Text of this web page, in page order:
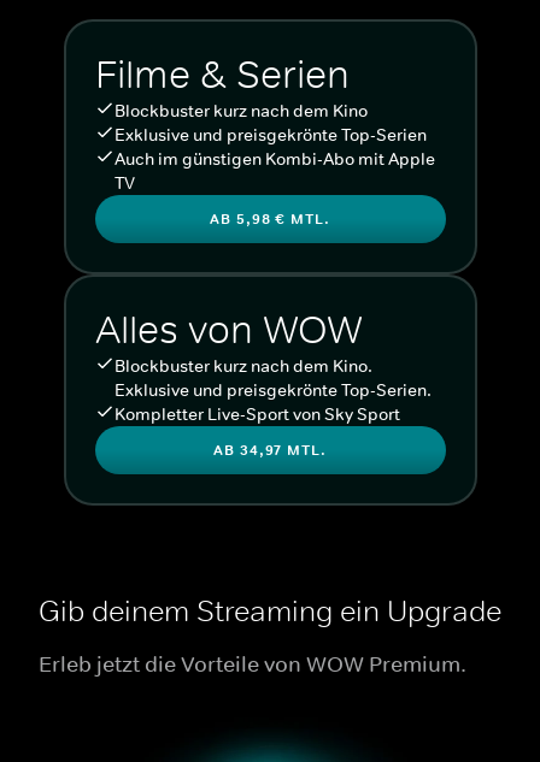
Filme & Serien
Blockbuster kurz nach dem Kino
Exklusive und preisgekrönte Top-Serien
Auch im günstigen Kombi-Abo mit Apple
TV
AB 5,98 € MTL.
Alles von WOW
Blockbuster kurz nach dem Kino.
Exklusive und preisgekrönte Top-Serien.
Kompletter Live-Sport von Sky Sport
AB 34,97 MTL.
Gib deinem Streaming ein Upgrade
Erleb jetzt die Vorteile von WOW Premium.